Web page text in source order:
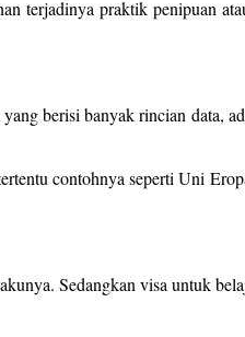
praktik penipuan
berisi banyak rincian data,
contohnya seperti Uni
Sedangkan visa untuk